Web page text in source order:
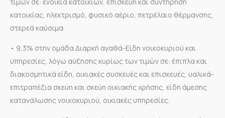
κατοικίας, ηλεκτρισμό, φυσικό αέριο, πετρέλαιο θέρμανσης,
στερεά καύσιμα.
• 9,3% στην ομάδα Διαρκή αγαθά-Είδη νοικοκυριού και
υπηρεσίες, λόγω αύξησης κυρίως των τιμών σε: έπιπλα και
διακοσμητικά είδη, οικιακές συσκευές και επισκευές, υαλικά-
επιτραπέζια σκεύη και σκεύη οικιακής χρήσης, είδη άμεσης
κατανάλωσης νοικοκυριού, οικιακές υπηρεσίες.